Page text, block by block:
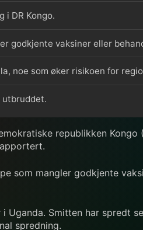
i DR Kongo.
godkjente vaksiner eller
noe som øker risikoen for
utbruddet.
republikken Kongo
som mangler godkjente
Smitten har spredt
spredning.